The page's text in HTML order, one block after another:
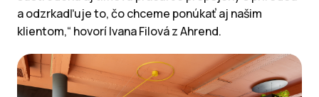
a odzrkadľuje to, čo chceme ponúkať aj našim
klientom,“ hovorí Ivana Filová z Ahrend.